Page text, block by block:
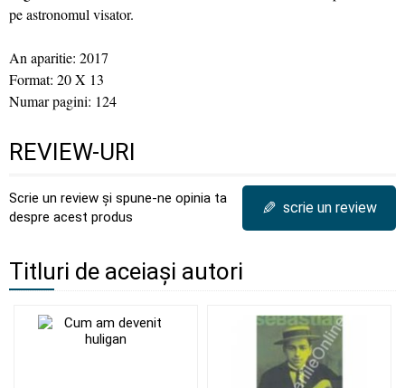
pe astronomul visator.
An aparitie: 2017
Format: 20 X 13
Numar pagini: 124
REVIEW-URI
Scrie un review și spune-ne opinia ta
despre acest produs
✎ scrie un review
Titluri de aceiași autori